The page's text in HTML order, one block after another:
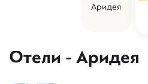
Аридея
Отели - Аридея